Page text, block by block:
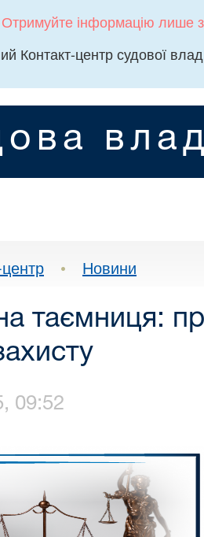
Отримуйте інформацію лише
Контакт-центр судової
• Новини
таємниця:
09:52